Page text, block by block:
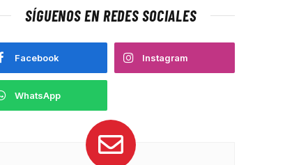
SÍGUENOS EN REDES SOCIALES
Facebook Instagram
WhatsApp